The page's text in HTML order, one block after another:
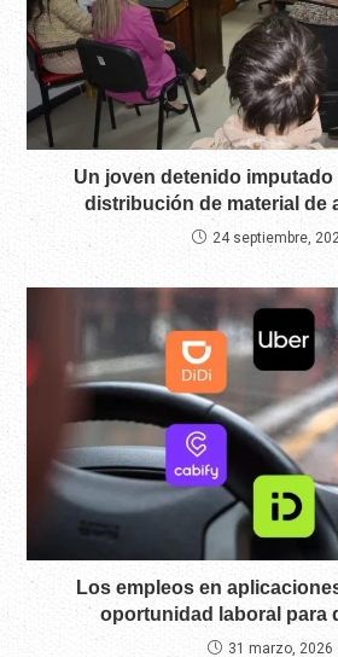
Un joven detenido
distribución de material de
24 septiembre,
Los empleos en
oportunidad laboral para
31 marzo, 2026